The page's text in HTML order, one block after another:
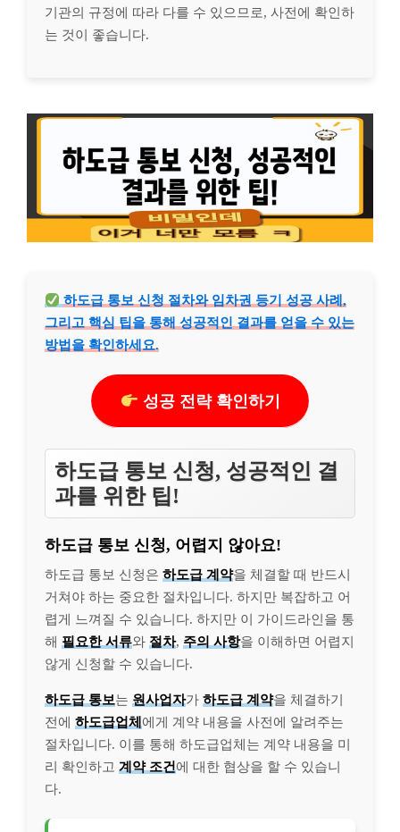
기관의 규정에 따라 다를 수 있으므로, 사전에 확인하
는 것이 좋습니다.
하도급 통보 신청 절차와 임차권 등기 성공 사례,
그리고 핵심 팁을 통해 성공적인 결과를 얻을 수 있는
방법을 확인하세요.
성공 전략 확인하기
하도급 통보 신청, 성공적인 결
과를 위한 팁!
하도급 통보 신청, 어렵지 않아요!
하도급 통보 신청은 하도급 계약을 체결할 때 반드시
거쳐야 하는 중요한 절차입니다. 하지만 복잡하고 어
렵게 느껴질 수 있습니다. 하지만 이 가이드라인을 통
해 필요한 서류와 절차, 주의 사항을 이해하면 어렵지
않게 신청할 수 있습니다.
하도급 통보는 원사업자가 하도급 계약을 체결하기
전에 하도급업체 에게 계약 내용을 사전에 알려주는
절차입니다. 이를 통해 하도급업체는 계약 내용을 미
리 확인하고 계약 조건 에 대한 협상을 할 수 있습니
다.